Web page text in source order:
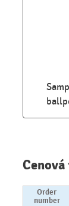
Order
number